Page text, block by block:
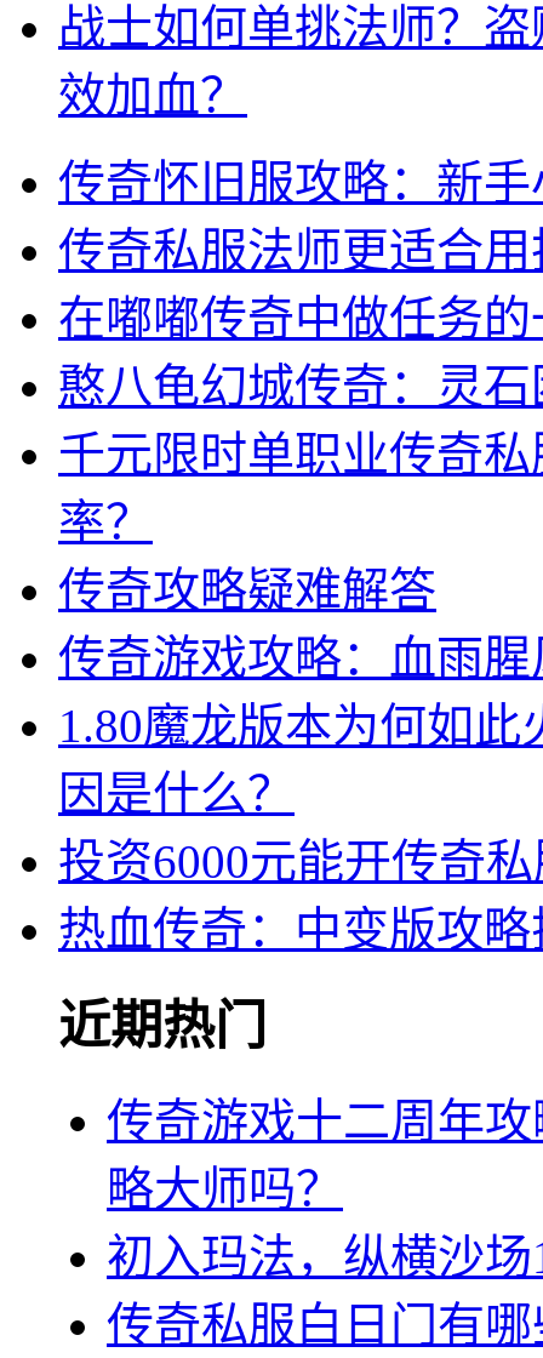
战士如何单挑法师？
效加血？
传奇怀旧服攻略：新
传奇私服法师更适合
在嘟嘟传奇中做任务
憨八龟幻城传奇：灵
千元限时单职业传奇
率？
传奇攻略疑难解答
传奇游戏攻略：血雨
1.80魔龙版本为何如
因是什么？
投资6000元能开传奇
热血传奇：中变版攻
近期热门
传奇游戏十二周年
略大师吗？
初入玛法，纵横沙
传奇私服白日门有